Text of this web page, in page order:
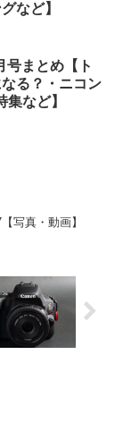
など】
号まとめ【ト
る？・ニコン
など】
写真・動画】